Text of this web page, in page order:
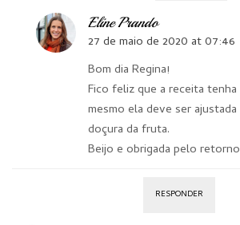
Eline Prando
27 de maio de 2020 at 07:46
Bom dia Regina!
Fico feliz que a receita
mesmo ela deve ser
doçura da fruta.
Beijo e obrigada pelo
RESPONDER